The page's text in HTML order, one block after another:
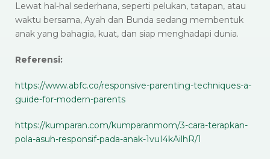
Lewat hal-hal sederhana, seperti pelukan, tatapan, atau
waktu bersama, Ayah dan Bunda sedang membentuk
anak yang bahagia, kuat, dan siap menghadapi dunia.
Referensi:
https://www.abfc.co/responsive-parenting-techniques-a-
guide-for-modern-parents
https://kumparan.com/kumparanmom/3-cara-terapkan-
pola-asuh-responsif-pada-anak-1vuI4kAilhR/1